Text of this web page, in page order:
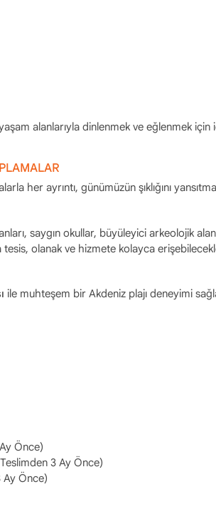
alanlarıyla dinlenmek ve eğlenmek
her ayrıntı, günümüzün şıklığını
saygın okullar, büyüleyici arkeolojik
olanak ve hizmete kolayca
ile muhteşem bir Akdeniz plajı deneyimi
Önce)
3 Ay Önce)
Ay Önce)